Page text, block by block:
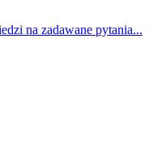
na zadawane pytania...